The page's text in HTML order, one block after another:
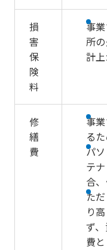
損
害
保
険
料
事
所
計
修
繕
費
事
る
パ
テ
合
た
り
ず
費